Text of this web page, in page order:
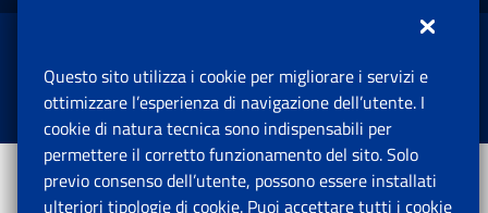
Istituto Nazionale Previdenza Sociale.
Tutti i diritti riservati.
Questo sito utilizza i cookie per migliorare i servizi e
ottimizzare l’esperienza di navigazione dell’utente. I
cookie di natura tecnica sono indispensabili per
permettere il corretto funzionamento del sito. Solo
previo consenso dell’utente, possono essere installati
ulteriori tipologie di cookie. Puoi accettare tutti i cookie